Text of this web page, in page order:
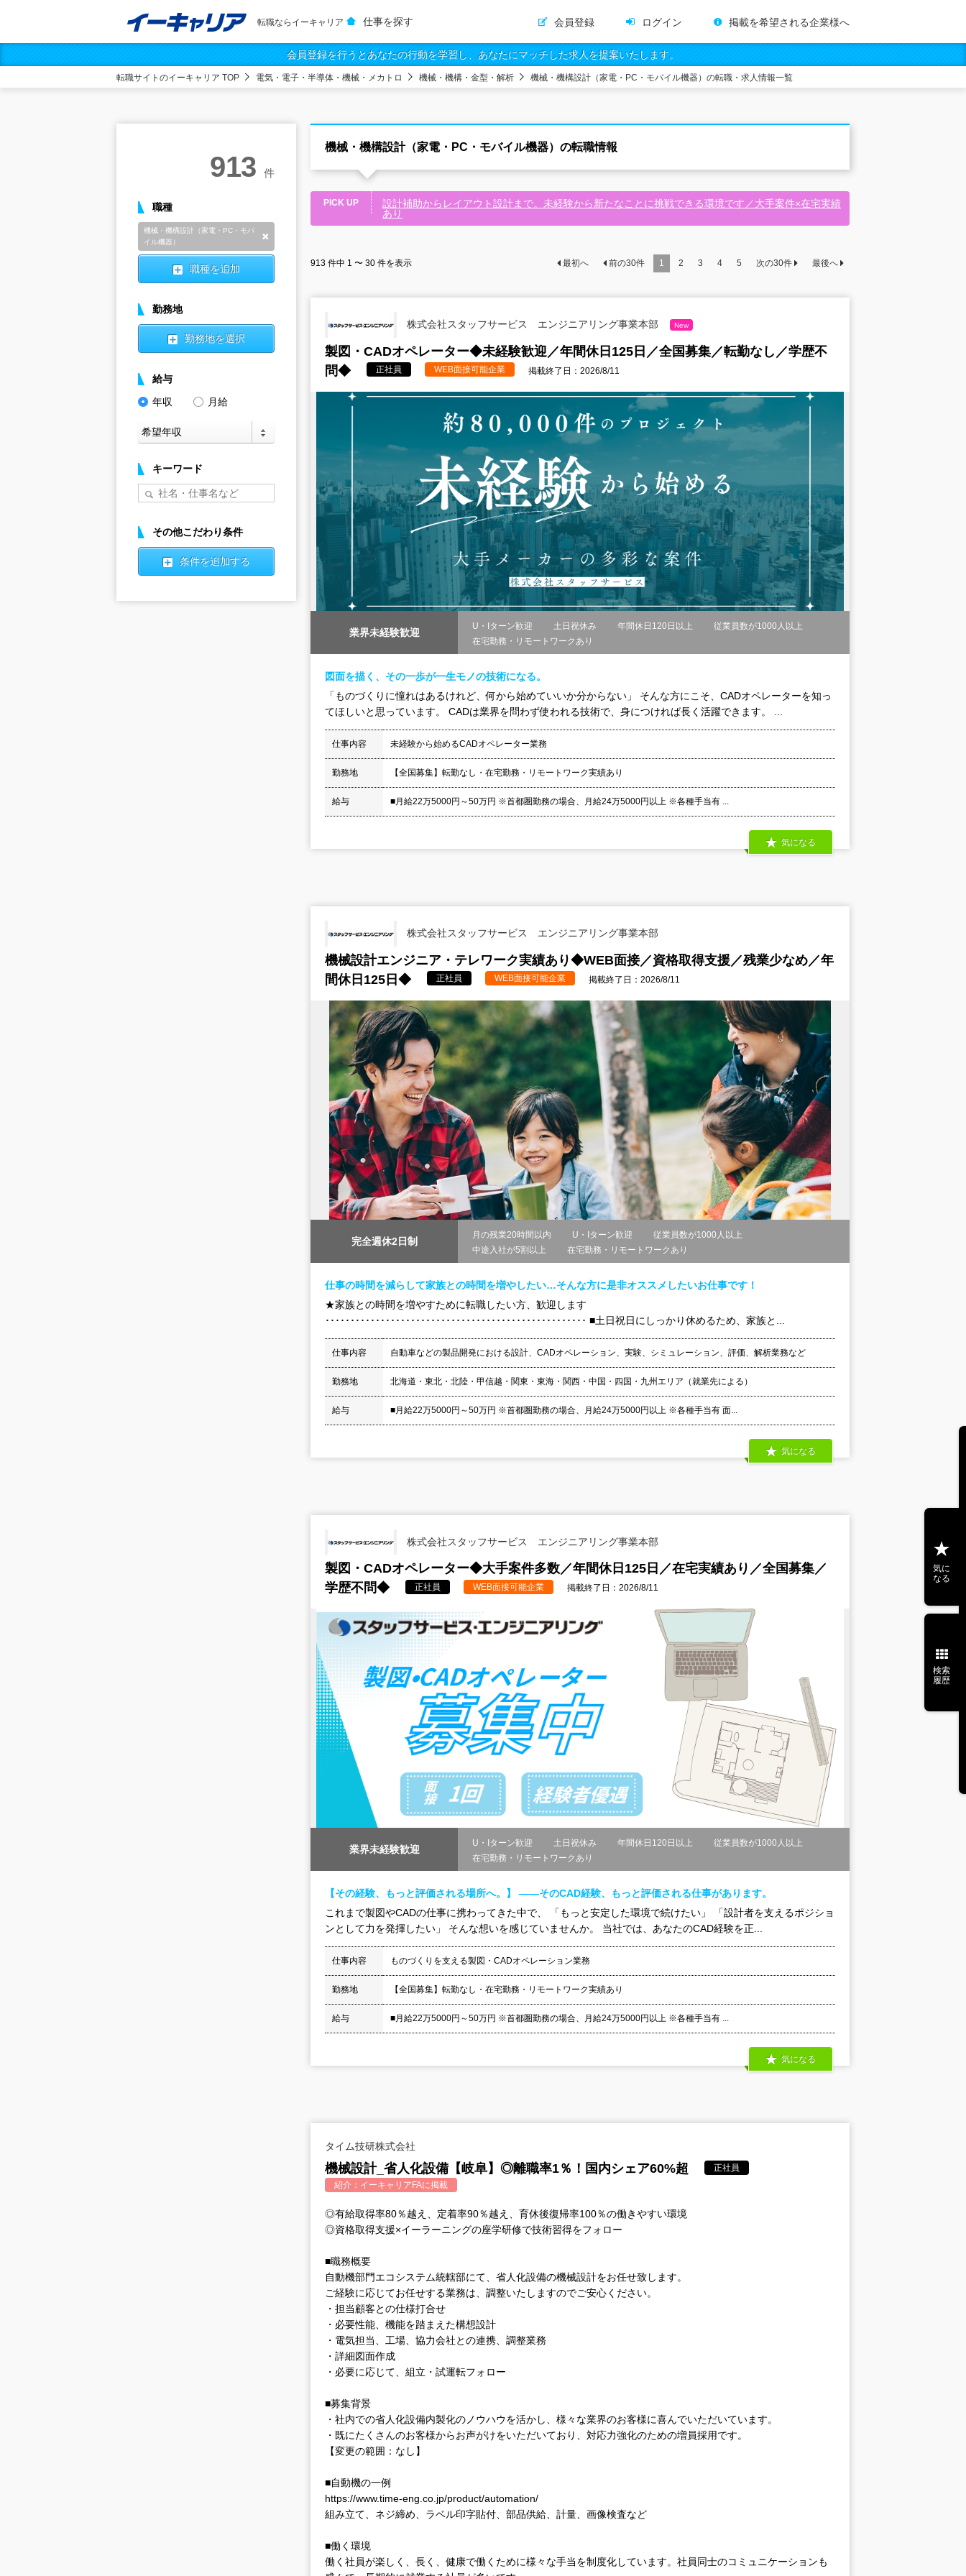
転職ならイーキャリア 仕事を探す 会員登録 ログイン 掲載を希望される企業様へ
会員登録を行うとあなたの行動を学習し、あなたにマッチした求人を提案いたします。
転職サイトのイーキャリア TOP 電気・電子・半導体・機械・メカトロ 機械・機構・金型・解析 機械・機構設計（家電・PC・モバイル機器）の転職・求人情報一覧
機械・機構設計（家電・PC・モバイル機器）の転職情報
PICK UP
設計補助からレイアウト設計まで。未経験から新たなことに挑戦できる環境です／大手案件×在宅実績
あり
913 件中 1 〜 30 件を表示 最初へ 前の30件 1 2 3 4 5 次の30件 最後へ
株式会社スタッフサービス エンジニアリング事業本部 New
製図・CADオペレーター◆未経験歓迎／年間休日125日／全国募集／転勤なし／学歴不
問◆
正社員 WEB面接可能企業 掲載終了日：2026/8/11
業界未経験歓迎
U・Iターン歓迎 土日祝休み 年間休日120日以上
従業員数が1000人以上
在宅勤務・リモートワークあり
図面を描く、その一歩が一生モノの技術になる。
「ものづくりに憧れはあるけれど、何から始めていいか分からない」 そんな方にこそ、CADオペレーターを知っ
てほしいと思っています。 CADは業界を問わず使われる技術で、身につければ長く活躍できます。 ...
仕事内容 未経験から始めるCADオペレーター業務
勤務地 【全国募集】転勤なし・在宅勤務・リモートワーク実績あり
給与 ■月給22万5000円～50万円 ※首都圏勤務の場合、月給24万5000円以上 ※各種手当有 ...
気になる
株式会社スタッフサービス エンジニアリング事業本部
機械設計エンジニア・テレワーク実績あり◆WEB面接／資格取得支援／残業少なめ／年
間休日125日◆
正社員 WEB面接可能企業 掲載終了日：2026/8/11
完全週休2日制
月の残業20時間以内 U・Iターン歓迎
従業員数が1000人以上
中途入社が5割以上
在宅勤務・リモートワークあり
仕事の時間を減らして家族との時間を増やしたい…そんな方に是非オススメしたいお仕事です！
★家族との時間を増やすために転職したい方、歓迎します
････････････････････････････････････････････････････ ■土日祝日にしっかり休めるため、家族と...
仕事内容 自動車などの製品開発における設計、CADオペレーション、実験、シミュレーション、評価、解析業務など
勤務地 北海道・東北・北陸・甲信越・関東・東海・関西・中国・四国・九州エリア（就業先による）
給与 ■月給22万5000円～50万円 ※首都圏勤務の場合、月給24万5000円以上 ※各種手当有 面...
気になる
株式会社スタッフサービス エンジニアリング事業本部
製図・CADオペレーター◆大手案件多数／年間休日125日／在宅実績あり／全国募集／
学歴不問◆
正社員 WEB面接可能企業 掲載終了日：2026/8/11
業界未経験歓迎
U・Iターン歓迎 土日祝休み 年間休日120日以上
従業員数が1000人以上
在宅勤務・リモートワークあり
【その経験、もっと評価される場所へ。】 ――そのCAD経験、もっと評価される仕事があります。
これまで製図やCADの仕事に携わってきた中で、 「もっと安定した環境で続けたい」 「設計者を支えるポジショ
ンとして力を発揮したい」 そんな想いを感じていませんか。 当社では、あなたのCAD経験を正...
仕事内容 ものづくりを支える製図・CADオペレーション業務
勤務地 【全国募集】転勤なし・在宅勤務・リモートワーク実績あり
給与 ■月給22万5000円～50万円 ※首都圏勤務の場合、月給24万5000円以上 ※各種手当有 ...
気になる
タイム技研株式会社
機械設計_省人化設備【岐阜】◎離職率1％！国内シェア60%超
正社員
紹介： イーキャリアFAに掲載
◎有給取得率80％越え、定着率90％越え、育休後復帰率100％の働きやすい環境
◎資格取得支援×イーラーニングの座学研修で技術習得をフォロー
■職務概要
自動機部門エコシステム統轄部にて、省人化設備の機械設計をお任せ致します。
ご経験に応じてお任せする業務は、調整いたしますのでご安心ください。
・担当顧客との仕様打合せ
・必要性能、機能を踏まえた構想設計
・電気担当、工場、協力会社との連携、調整業務
・詳細図面作成
・必要に応じて、組立・試運転フォロー
■募集背景
・社内での省人化設備内製化のノウハウを活かし、様々な業界のお客様に喜んでいただいています。
・既にたくさんのお客様からお声がけをいただいており、対応力強化のための増員採用です。
【変更の範囲：なし】
■自動機の一例
https://www.time-eng.co.jp/product/automation/
組み立て、ネジ締め、ラベル印字貼付、部品供給、計量、画像検査など
■働く環境
働く社員が楽しく、長く、健康で働くために様々な手当を制度化しています。社員同士のコミュニケーションも
913 件
職種
機械・機構設計（家電・PC・モバ
イル機器）
職種を追加
勤務地
勤務地を選択
給与
年収
月給
キーワード
その他こだわり条件
条件を追加する
気に
なる
検索
履歴